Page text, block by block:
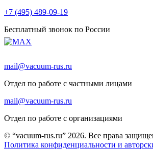
+7 (495) 489-09-19
Бесплатный звонок по России
mail@vacuum-rus.ru
Отдел по работе с частными лицами
mail@vacuum-rus.ru
Отдел по работе с организациями
© “vacuum-rus.ru” 2026. Все права
Политика конфиденциальности и